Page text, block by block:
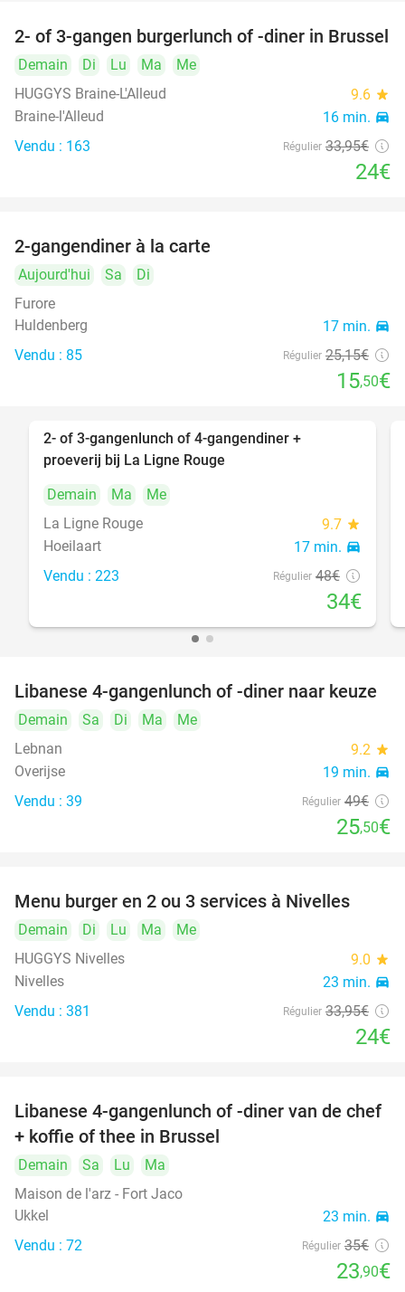
29%
2- of 3-gangen burgerlunch of -diner in Brussel
Demain Di Lu Ma
Me
HUGGYS Braine-L'Alleud
9.6 star
Braine-l'Alleud 16 min. directions_car
Vendu : 163 Régulier 33,95€
24€
2-gangendiner à la carte
Aujourd'hui Sa
Di
Furore
Huldenberg
17 min. directions_car
Vendu : 85 Régulier 25,15€
15,50€
2- of 3-gangenlunch of 4-gangendiner +
proeverij bij La Ligne Rouge
Demain
Ma
Me
La Ligne Rouge
9.7 star
Hoeilaart 17 min. directions_car
Vendu : 223 Régulier 48€
34€
48%
Libanese 4-gangenlunch of -diner naar keuze
Demain Sa Di Ma
Me
Lebnan
9.2 star
Overijse 19 min. directions_car
Vendu : 39 Régulier 49€
25,50€
29%
Menu burger en 2 ou 3 services à Nivelles
Demain Di Lu Ma
Me
HUGGYS Nivelles
9.0 star
Nivelles 23 min. directions_car
Vendu : 381 Régulier 33,95€
24€
32%
Libanese 4-gangenlunch of -diner van de chef
+ koffie of thee in Brussel
Demain Sa Lu
Ma
Maison de l'arz - Fort Jaco
Ukkel
23 min. directions_car
Vendu : 72 Régulier 35€
23,90€